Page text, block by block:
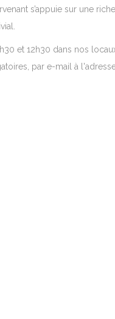
s’appuie sur une riche
et 12h30 dans nos
par e-mail à